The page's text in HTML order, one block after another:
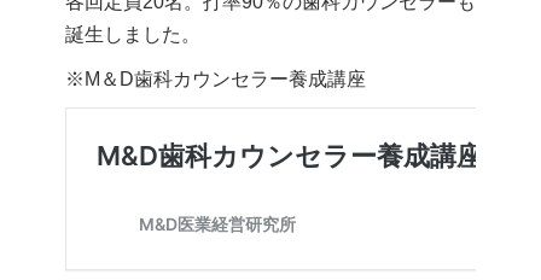
誕生しました。
※M＆D歯科カウンセラー養成講座